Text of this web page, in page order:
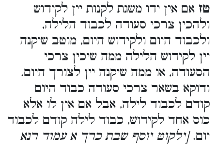
טז אם אין ידו משגת לקנות יין לקידוש
ולהכין צרכי סעודה לכבוד הלילה,
ולכבוד היום ולקידוש היום, מוטב שיקנה
יין לקידוש הלילה ממה שיכין צרכי
הסעודה, או ממה שיקנה יין לצורך היום.
ודוקא בשאר צרכי סעודה כבוד היום
קודם לכבוד לילה, אבל אם אין לו אלא
כוס אחד לקידוש, כבוד לילה קודם לכבוד
יום.[ילקוט יוסף שבת כרך א עמוד רנא